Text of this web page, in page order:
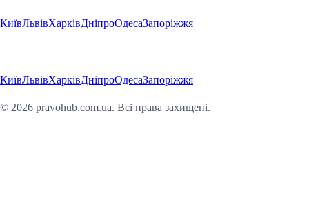
КиївЛьвівХарківДніпроОдесаЗапоріжжя
КиївЛьвівХарківДніпроОдесаЗапоріжжя
© 2026 pravohub.com.ua. Всі права захищені.